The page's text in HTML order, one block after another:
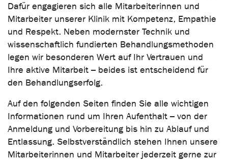
Dafür engagieren sich alle Mitarbeiterinnen und
Mitarbeiter unserer Klinik mit Kompetenz, Empathie
und Respekt. Neben modernster Technik und
wissenschaftlich fundierten Behandlungsmethoden
legen wir besonderen Wert auf Ihr Vertrauen und
Ihre aktive Mitarbeit – beides ist entscheidend für
den Behandlungserfolg.
Auf den folgenden Seiten finden Sie alle wichtigen
Informationen rund um Ihren Aufenthalt – von der
Anmeldung und Vorbereitung bis hin zu Ablauf und
Entlassung. Selbstverständlich stehen Ihnen unsere
Mitarbeiterinnen und Mitarbeiter jederzeit gerne zur